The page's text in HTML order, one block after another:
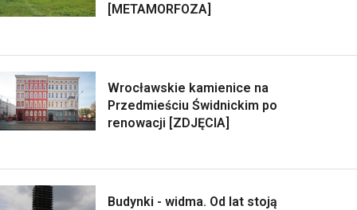
[METAMORFOZA]
Wrocławskie kamienice na
Przedmieściu Świdnickim po
renowacji [ZDJĘCIA]
Budynki - widma. Od lat stoją